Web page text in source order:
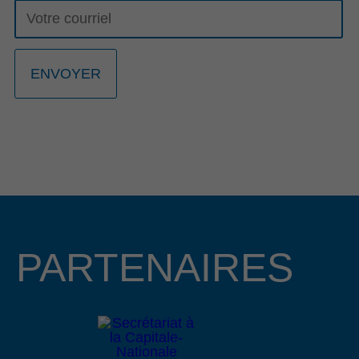
23E ÉDITION PORTÉE PAR L’HÉRITAGE
ET LA RELÈVE ENTREPRENEURIALE
entreprises BMR R. Boies de Beaupré et de Château-
Richer, assureront la coprésidence d’honneur de cet
Centre des congrès Mont-Sainte-Anne.
Lire le communiqué
PARTENAIRES